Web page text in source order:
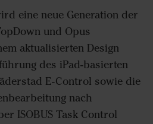
eine neue Generation der
und Opus
aktualisierten Design
des iPad-basierten
E-Control sowie die
nach
ISOBUS Task Control